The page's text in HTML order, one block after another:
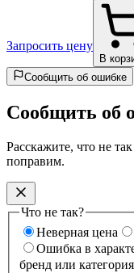
Запросить цену
В
Сообщить об ошибке
Сообщить об
Расскажите, что не
поправим.
Что не так?
Неверная цена
Ошибка в
бренд или категория